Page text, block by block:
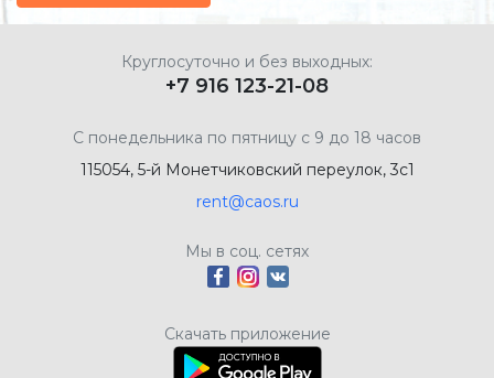
Круглосуточно и без выходных:
+7 916 123-21-08
С понедельника по пятницу с 9 до 18 часов
115054, 5-й Монетчиковский переулок, 3с1
rent@caos.ru
Мы в соц. сетях
Скачать приложение